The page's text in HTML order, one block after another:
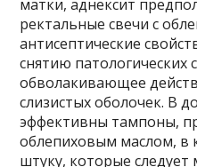
матки, аднексит
ректальные свечи с
антисептические
снятию патологических
обволакивающее
слизистых оболочек. В
эффективны тампоны,
облепиховым маслом, в
штуку, которые